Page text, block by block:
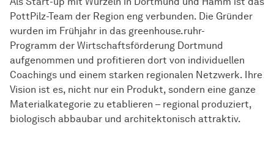
PottPilz-Team der Region eng verbunden. Die Gründer
wurden im Frühjahr in das greenhouse.ruhr-
Programm der Wirtschaftsförderung Dortmund
aufgenommen und profitieren dort von individuellen
Coachings und einem starken regionalen Netzwerk. Ihre
Vision ist es, nicht nur ein Produkt, sondern eine ganze
Materialkategorie zu etablieren – regional produziert,
biologisch abbaubar und architektonisch attraktiv.